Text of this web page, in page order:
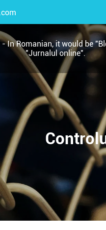
In Romanian, it would be
"Jurnalul online".